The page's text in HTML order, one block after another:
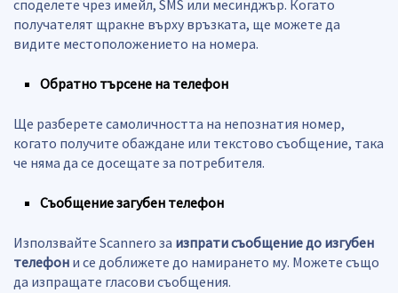
споделете чрез имейл, SMS или месинджър. Когато
получателят щракне върху връзката, ще можете да
видите местоположението на номера.
Обратно търсене на телефон
Ще разберете самоличността на непознатия номер,
когато получите обаждане или текстово съобщение, така
че няма да се досещате за потребителя.
Съобщение загубен телефон
Използвайте Scannero за изпрати съобщение до изгубен
телефон и се доближете до намирането му. Можете също
да изпращате гласови съобщения.